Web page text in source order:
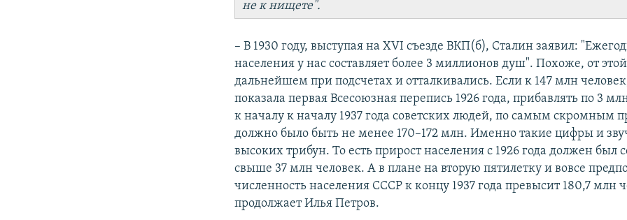
не к нищете".
– В 1930 году, выступая на XVI съезде ВКП(б), Сталин заявил:
населения у нас составляет более 3 миллионов душ". Похоже, от
дальнейшем при подсчетах и отталкивались. Если к 147 млн
показала первая Всесоюзная перепись 1926 года, прибавлять по 3
к началу к началу 1937 года советских людей, по самым скромным
должно было быть не менее 170–172 млн. Именно такие цифры и
высоких трибун. То есть прирост населения с 1926 года должен был
свыше 37 млн человек. А в плане на вторую пятилетку и вовсе
численность населения СССР к концу 1937 года превысит 180,7 млн
продолжает Илья Петров.